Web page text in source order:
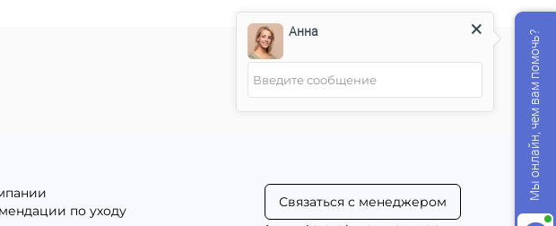
по уходу
Связаться с менеджером
Мы онлайн, чем вам помочь?
Анна